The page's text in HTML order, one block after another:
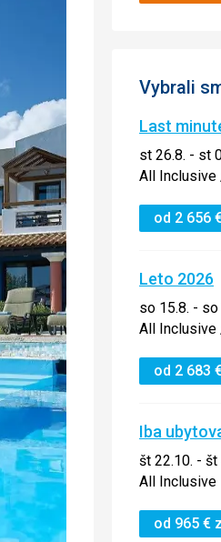
Vybrali
Last
st 26.8. - st
All Inclusive
od 2 656
Leto 2026
so 15.8. -
All Inclusive
od 2 683
Iba
št 22.10. -
All Inclusive
od 965 €